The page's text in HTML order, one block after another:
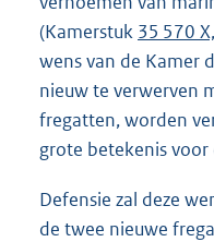
(Kamerstuk 35 570
wens van de Kamer
nieuw te verwerven
fregatten, worden
grote betekenis
Defensie zal deze
de twee nieuwe